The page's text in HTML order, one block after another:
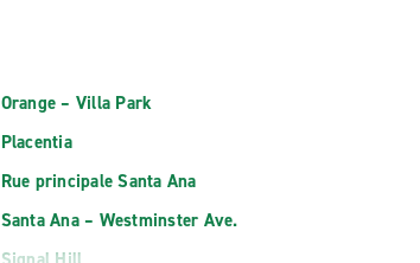
Orange – Villa Park
Placentia
Rue principale Santa Ana
Santa Ana – Westminster Ave.